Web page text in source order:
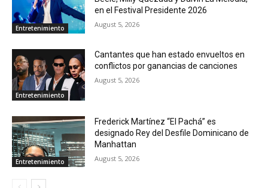
Entretenimiento
en el Festival Presidente 2026
August 5, 2026
Entretenimiento
Cantantes que han estado envueltos en
conflictos por ganancias de canciones
August 5, 2026
Entretenimiento
Frederick Martínez “El Pachá” es
designado Rey del Desfile Dominicano de
Manhattan
August 5, 2026